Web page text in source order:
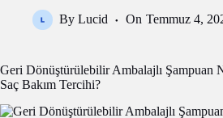
By Lucid On Temmuz 4,
Geri Dönüştürülebilir Ambalajlı Şampuan
Saç Bakım Tercihi?